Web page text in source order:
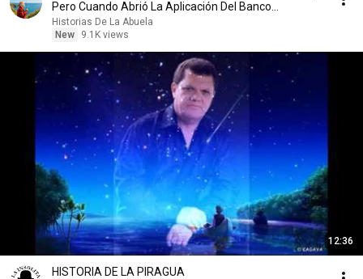
Pero Cuando Abrió La Aplicación Del Banco...
Historias De La Abuela
New
9.1K views
12:36
HISTORIA DE LA PIRAGUA